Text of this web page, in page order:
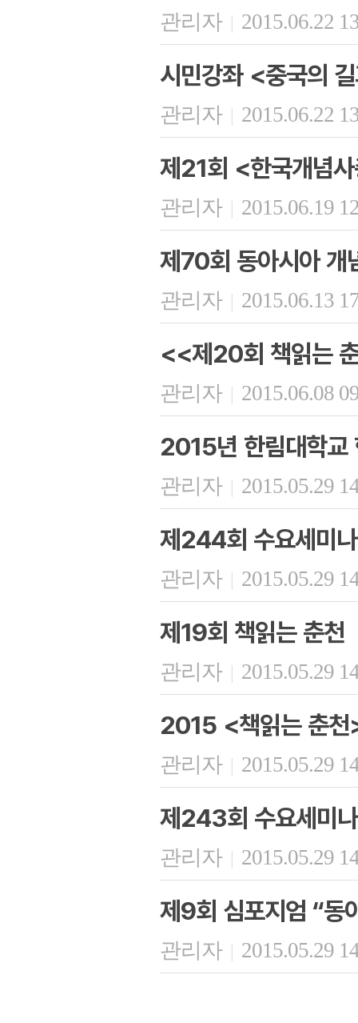
관리자 | 2015.06.22
시민강좌 <중국의
관리자 | 2015.06.22
제21회 <한국개념
관리자 | 2015.06.19
제70회 동아시아 개
관리자 | 2015.06.13
<<제20회 책읽는
관리자 | 2015.06.08
2015년 한림대학교
관리자 | 2015.05.29
제244회 수요세미나
관리자 | 2015.05.29
제19회 책읽는 춘천
관리자 | 2015.05.29
2015 <책읽는 춘천
관리자 | 2015.05.29
제243회 수요세미나
관리자 | 2015.05.29
제9회 심포지엄 “동
관리자 | 2015.05.29